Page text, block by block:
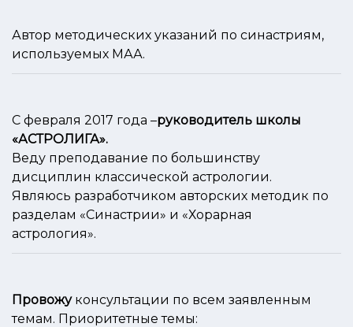
Автор методических указаний по синастриям,
используемых МАА.
С февраля 2017 года –руководитель школы
«АСТРОЛИГА».
Веду преподавание по большинству
дисциплин классической астрологии.
Являюсь разработчиком авторских методик по
разделам «Синастрии» и «Хорарная
астрология».
Провожу консультации по всем заявленным
темам. Приоритетные темы: